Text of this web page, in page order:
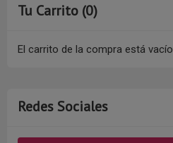
Tu Carrito (0)
El carrito de la compra está vacío
Redes Sociales